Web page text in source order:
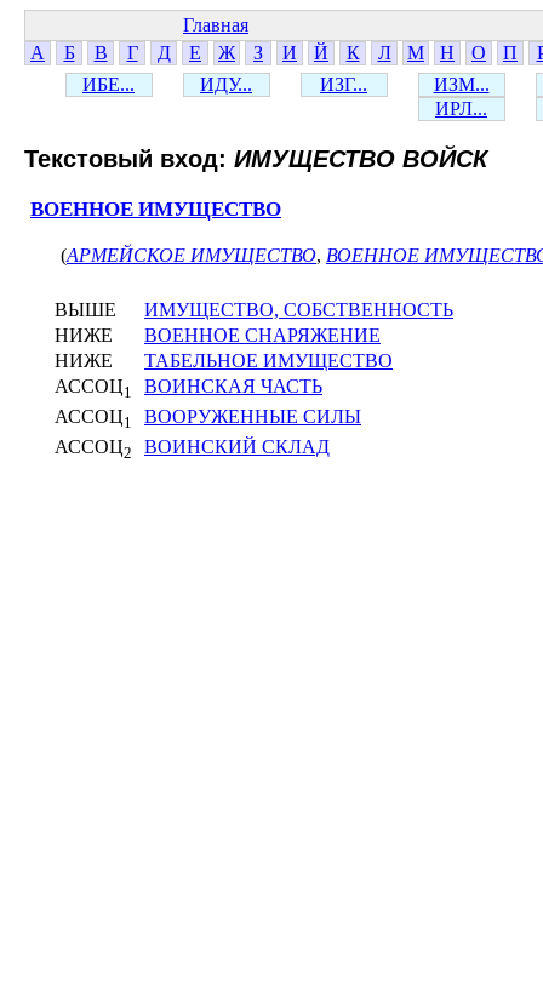
Главная
А
Б В Г Д Е Ж З И Й К Л М Н О П
ИБЕ...
ИДУ... ИЗГ...
ИЗМ...
ИРЛ...
Текстовый вход: ИМУЩЕСТВО ВОЙСК
ВОЕННОЕ ИМУЩЕСТВО
(АРМЕЙСКОЕ ИМУЩЕСТВО, ВОЕННОЕ
ВЫШЕ
ИМУЩЕСТВО, СОБСТВЕННОСТЬ
НИЖЕ
ВОЕННОЕ СНАРЯЖЕНИЕ
НИЖЕ
ТАБЕЛЬНОЕ ИМУЩЕСТВО
АССОЦ1
ВОИНСКАЯ ЧАСТЬ
АССОЦ1
ВООРУЖЕННЫЕ СИЛЫ
АССОЦ2 ВОИНСКИЙ СКЛАД